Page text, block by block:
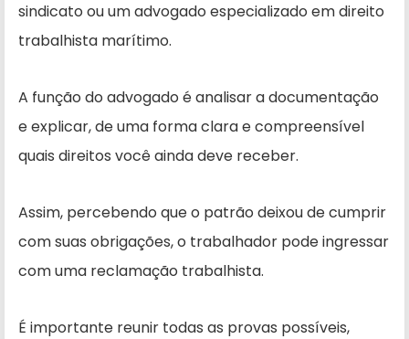
sindicato ou um advogado especializado em direito
trabalhista marítimo.
A função do advogado é analisar a documentação
e explicar, de uma forma clara e compreensível
quais direitos você ainda deve receber.
Assim, percebendo que o patrão deixou de cumprir
com suas obrigações, o trabalhador pode ingressar
com uma reclamação trabalhista.
É importante reunir todas as provas possíveis,